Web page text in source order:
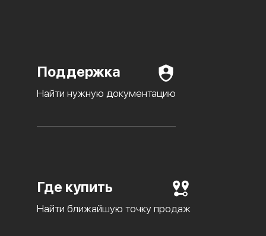
Поддержка
Найти нужную документацию
Где купить
Найти ближайшую точку продаж